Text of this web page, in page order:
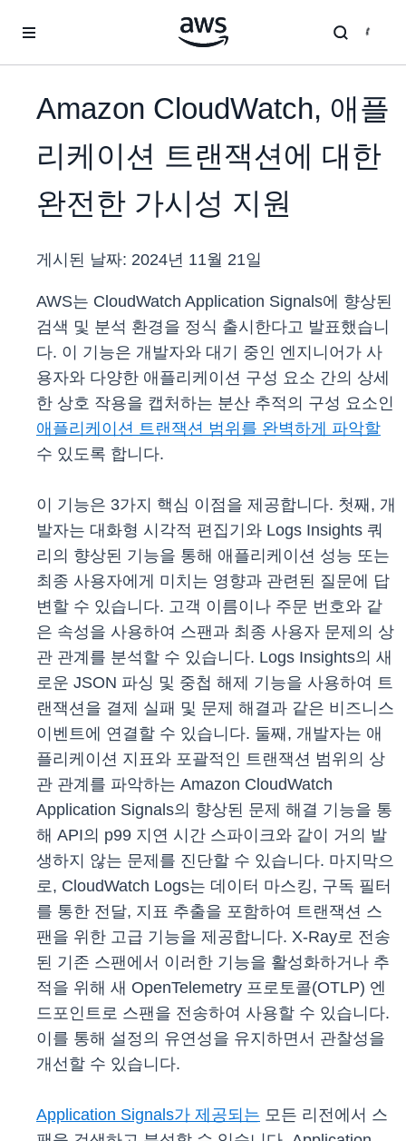
Amazon CloudWatch, 애플
리케이션 트랜잭션에 대한
완전한 가시성 지원
게시된 날짜: 2024년 11월 21일
AWS는 CloudWatch Application Signals에 향상된
검색 및 분석 환경을 정식 출시한다고 발표했습니
다. 이 기능은 개발자와 대기 중인 엔지니어가 사
용자와 다양한 애플리케이션 구성 요소 간의 상세
한 상호 작용을 캡처하는 분산 추적의 구성 요소인
애 플리케이션 트랜잭션 범위를 완벽하게 파악할
수 있도록 합니다.
이 기능은 3가지 핵심 이점을 제공합니다. 첫째, 개
발자는 대화형 시각적 편집기와 Logs Insights 쿼
리의 향상된 기능을 통해 애플리케이션 성능 또는
최종 사용자에게 미치는 영향과 관련된 질문에 답
변할 수 있습니다. 고객 이름이나 주문 번호와 같
은 속성을 사용하여 스팬과 최종 사용자 문제의 상
관 관계를 분석할 수 있습니다. Logs Insights의 새
로운 JSON 파싱 및 중첩 해제 기능을 사용하여 트
랜잭션을 결제 실패 및 문제 해결과 같은 비즈니스
이벤트에 연결할 수 있습니다. 둘째, 개발자는 애
플리케이션 지표와 포괄적인 트랜잭션 범위의 상
관 관계를 파악하는 Amazon CloudWatch
Application Signals의 향상된 문제 해결 기능을 통
해 API의 p99 지연 시간 스파이크와 같이 거의 발
생하지 않는 문제를 진단할 수 있습니다. 마지막으
로, CloudWatch Logs는 데이터 마스킹, 구독 필터
를 통한 전달, 지표 추출을 포함하여 트랜잭션 스
팬을 위한 고급 기능을 제공합니다. X-Ray로 전송
된 기존 스팬에서 이러한 기능을 활성화하거나 추
적을 위해 새 OpenTelemetry 프로토콜(OTLP) 엔
드포인트로 스팬을 전송하여 사용할 수 있습니다.
이를 통해 설정의 유연성을 유지하면서 관찰성을
개선할 수 있습니다.
Application Signals가 제공되는 모든 리전에서 스